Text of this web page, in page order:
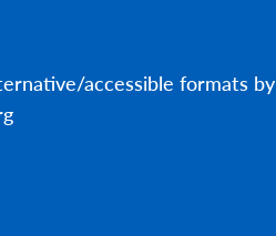
accessible formats by